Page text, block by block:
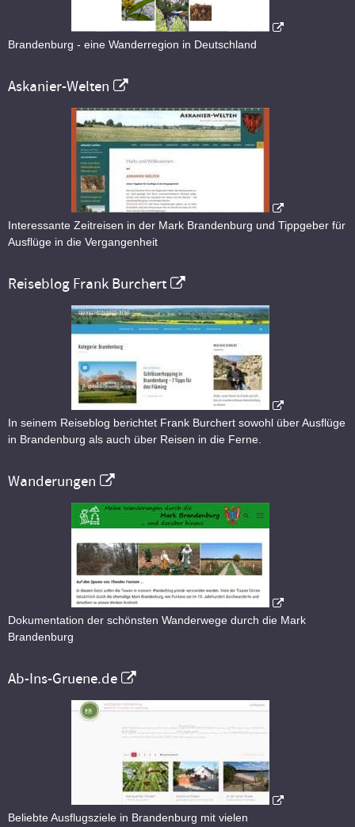
Brandenburg - eine Wanderregion in Deutschland
Askanier-Welten
Interessante Zeitreisen in der Mark Brandenburg und Tippgeber für
Ausflüge in die Vergangenheit
Reiseblog Frank Burchert
In seinem Reiseblog berichtet Frank Burchert sowohl über Ausflüge
in Brandenburg als auch über Reisen in die Ferne.
Wanderungen
Dokumentation der schönsten Wanderwege durch die Mark
Brandenburg
Ab-Ins-Gruene.de
Beliebte Ausflugsziele in Brandenburg mit vielen